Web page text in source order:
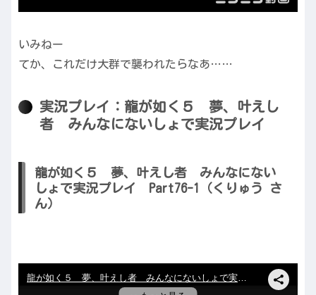
いみねー
てか、これだけ大群で襲われたらなあ……
実況プレイ：龍が如く５ 夢、叶えし
者 みんなにないしょで実況プレイ
龍が如く５ 夢、叶えし者 みんなにない
しょで実況プレイ Part76-1（くりゅう さ
ん）